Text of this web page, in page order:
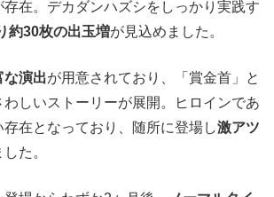
存在。デカダンハズシをしっかり実践す
約30枚の出玉増が見込めました。
な演出が用意されており、「賞金首」と
しいストーリーが展開。ヒロインであ
存在となっており、随所に登場し激アツ
た。